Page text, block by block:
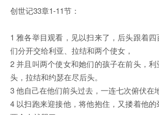
创世记33章1-11节：
1 雅各举目观看，见以扫来了，后头跟着
们分开交给利亚、拉结和两个使女，
2 并且叫两个使女和她们的孩子在前头，
头，拉结和约瑟在尽后头。
3 他自己在他们前头过去，一连七次俯伏在
4 以扫跑来迎接他，将他抱住，又搂着他的